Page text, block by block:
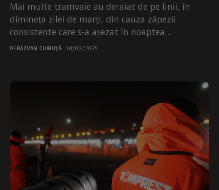
Mai multe tramvaie au deraiat de pe linii, în
dimineța zilei de marți, din cauza zăpezii
consistente care s-a așezat în noaptea
anterioară....
DE RĂZVAN CHIRUȚĂ 18/02/2025